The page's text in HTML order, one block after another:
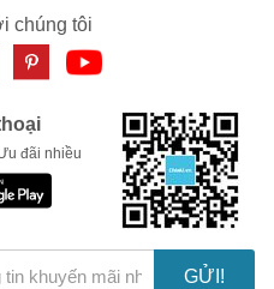
vị trí phía trước của tã, vì thế
thêm ở phía trước. Ngoài ra,
tã, vì thế có thể phủ thêm
phận sinh dục của bé và vệ
ướt.
liệu
nhiều loại bỉm tã, bố mẹ nên
mặt thoáng dạng vải, vách
gây hằn trên da bé. Miếng
gây tiếng ồn lớn khi mở ra.
chúng tôi
đãi nhiều
GỬI!